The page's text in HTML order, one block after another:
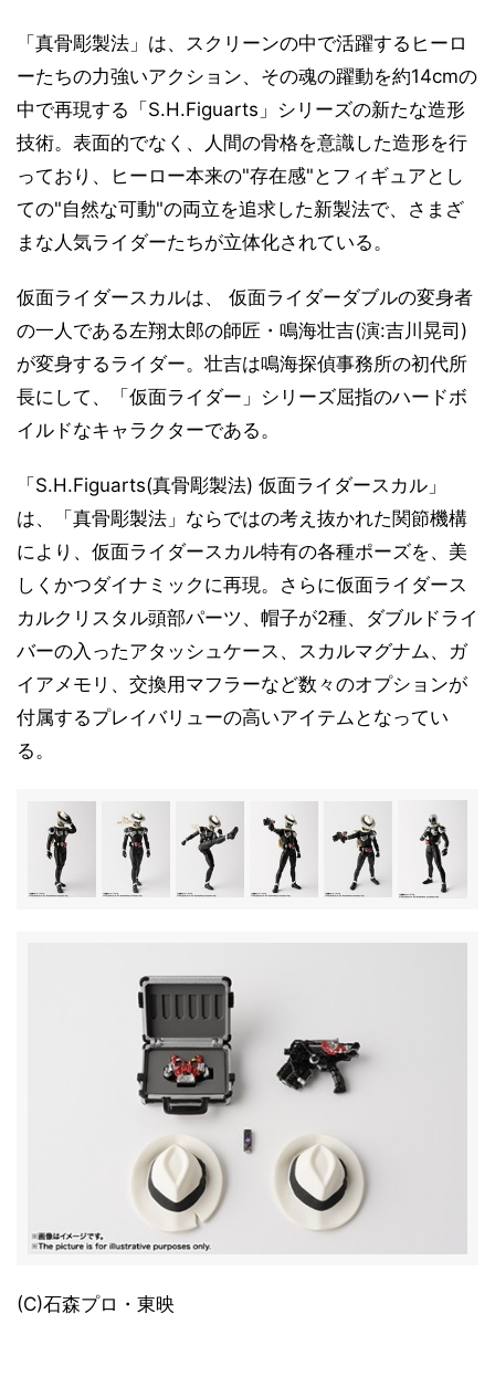
「真骨彫製法」は、スクリーンの中で活躍するヒーロ
ーたちの力強いアクション、その魂の躍動を約14cmの
中で再現する「S.H.Figuarts」シリーズの新たな造形
技術。表面的でなく、人間の骨格を意識した造形を行
っており、ヒーロー本来の"存在感"とフィギュアとし
ての"自然な可動"の両立を追求した新製法で、さまざ
まな人気ライダーたちが立体化されている。
仮面ライダースカルは、 仮面ライダーダブルの変身者
の一人である左翔太郎の師匠・鳴海壮吉(演:吉川晃司)
が変身するライダー。壮吉は鳴海探偵事務所の初代所
長にして、「仮面ライダー」シリーズ屈指のハードボ
イルドなキャラクターである。
「S.H.Figuarts(真骨彫製法) 仮面ライダースカル」
は、「真骨彫製法」ならではの考え抜かれた関節機構
により、仮面ライダースカル特有の各種ポーズを、美
しくかつダイナミックに再現。さらに仮面ライダース
カルクリスタル頭部パーツ、帽子が2種、ダブルドライ
バーの入ったアタッシュケース、スカルマグナム、ガ
イアメモリ、交換用マフラーなど数々のオプションが
付属するプレイバリューの高いアイテムとなってい
る。
(C)石森プロ・東映